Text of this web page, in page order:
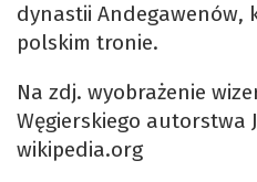
dynastii Andegawenów,
polskim tronie.
Na zdj. wyobrażenie
Węgierskiego autorstwa
wikipedia.org